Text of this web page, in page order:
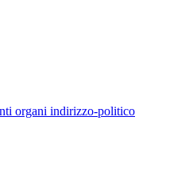
organi indirizzo-politico